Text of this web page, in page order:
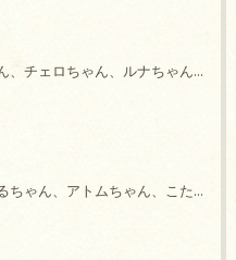
今日は福ちゃん、チェロちゃん、ルナちゃん、Royちゃん、アネラちゃん、ポコちゃんのトリミングの紹介です【奈良のエース動物病院】
今日はみっぷるちゃん、アトムちゃん、こたろうちゃん、ルルちゃん、アンジュちゃん、がぶちゃんのトリミングの紹介です【奈良のエース動物病院】